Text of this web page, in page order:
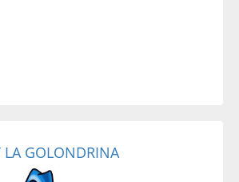
LA GOLONDRINA